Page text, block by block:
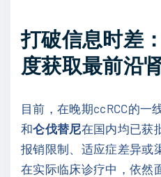
打破信息时差
度获取最前沿
目前，在晚期ccRCC的一
和仑伐替尼在国内均已获
报销限制、适应症差异或
在实际临床诊疗中，依然